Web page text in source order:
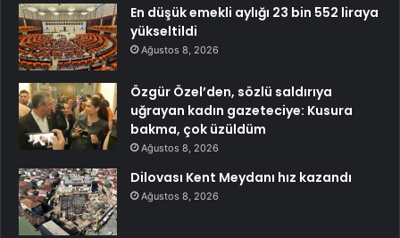
En düşük emekli aylığı 23 bin 552 liraya
yükseltildi
Ağustos 8, 2026
Özgür Özel’den, sözlü saldırıya
uğrayan kadın gazeteciye: Kusura
bakma, çok üzüldüm
Ağustos 8, 2026
Dilovası Kent Meydanı hız kazandı
Ağustos 8, 2026